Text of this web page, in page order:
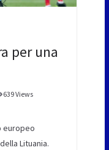
per una
639 Views
europeo
Lituania.